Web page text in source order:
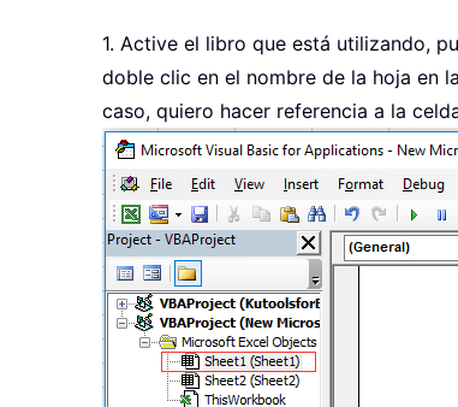
1. Active el libro que está utilizando,
doble clic en el nombre de la hoja en
caso, quiero hacer referencia a la